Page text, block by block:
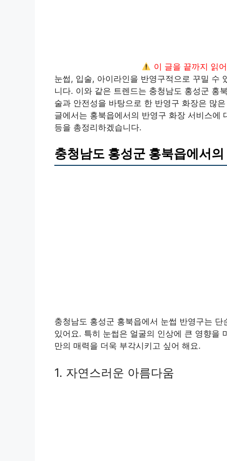
이 글을 끝까지 읽
눈썹, 입술, 아이라인을 반영구적으로 꾸밀 수
니다. 이와 같은 트렌드는 충청남도 홍성군 홍
술과 안전성을 바탕으로 한 반영구 화장은 많
글에서는 홍북읍에서의 반영구 화장 서비스에
등을 총정리하겠습니다.
충청남도 홍성군 홍북읍에서
충청남도 홍성군 홍북읍에서 눈썹 반영구는
있어요. 특히 눈썹은 얼굴의 인상에 큰 영향을
만의 매력을 더욱 부각시키고 싶어 해요.
1. 자연스러운 아름다움